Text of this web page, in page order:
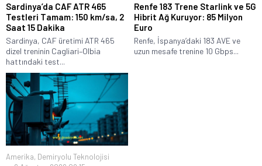
Sardinya’da CAF ATR 465
Testleri Tamam: 150 km/sa, 2
Saat 15 Dakika
Sardinya, CAF üretimi ATR 465
dizel treninin Cagliari–Olbia
hattındaki test...
Renfe 183 Trene Starlink ve 5G
Hibrit Ağ Kuruyor: 85 Milyon
Euro
Renfe, İspanya’daki 183 AVE ve
uzun mesafe trenine 10 Gbps...
Amerika, Demiryolu Teknolojisi